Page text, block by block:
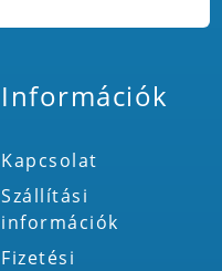
Információk
Kapcsolat
Szállítási
információk
Fizetési